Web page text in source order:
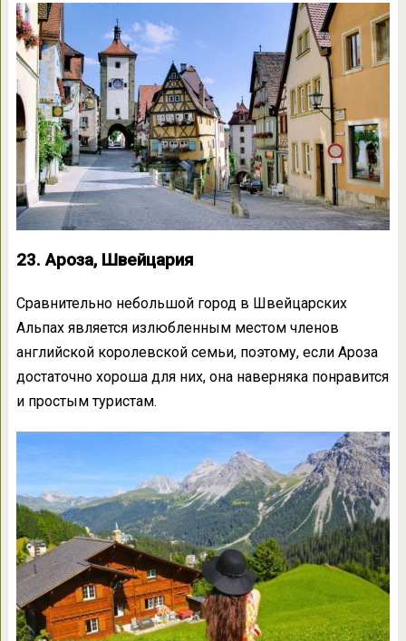
23. Ароза, Швейцария
Сравнительно небольшой город в Швейцарских
Альпах является излюбленным местом членов
английской королевской семьи, поэтому, если Ароза
достаточно хороша для них, она наверняка понравится
и простым туристам.